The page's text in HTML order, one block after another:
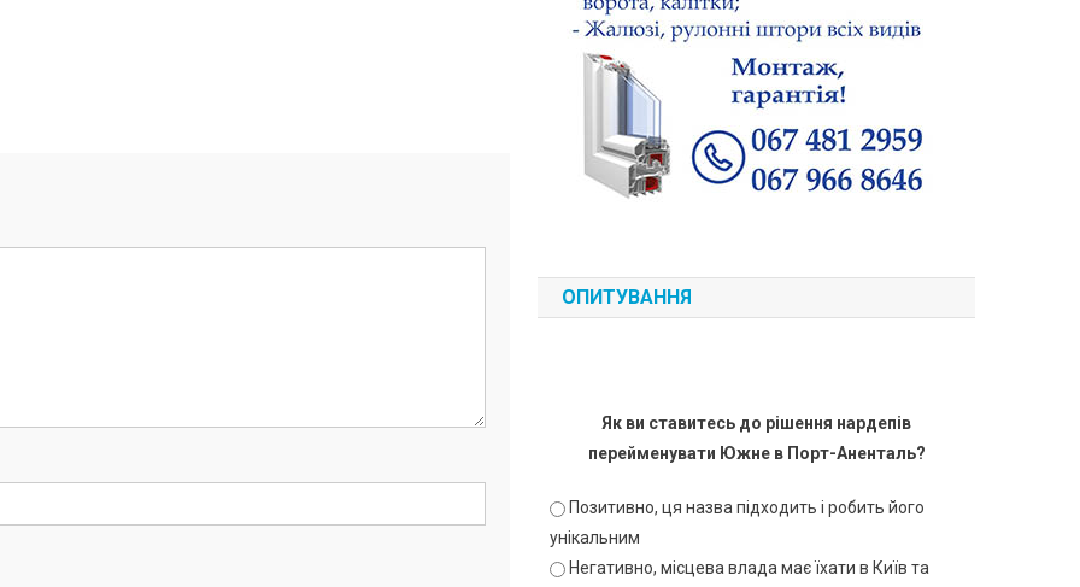
ОПИТУВАННЯ
Як ви ставитесь до рішення нардепів
перейменувати Южне в Порт-Аненталь?
Позитивно, ця назва підходить і робить його
унікальним
Негативно, місцева влада має їхати в Київ та